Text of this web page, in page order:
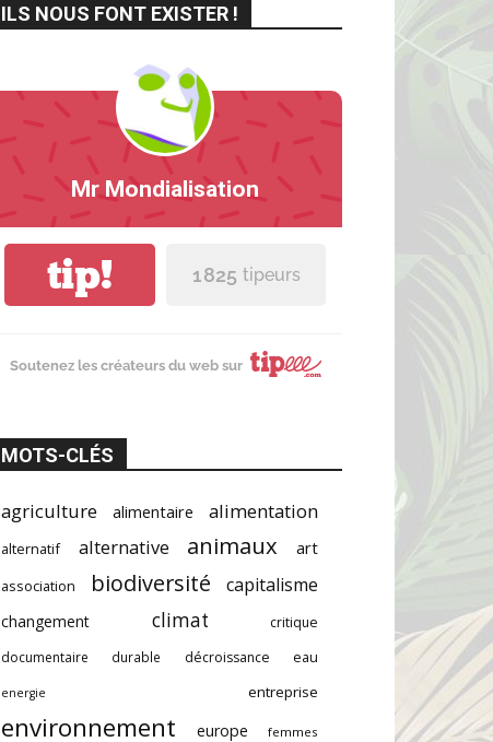
ILS NOUS FONT EXISTER !
Mr Mondialisation
tip! 1 825 tipeurs
Soutenez les créateurs du web sur
MOTS-CLÉS
agriculture alimentaire alimentation
alternatif alternative animaux art
association biodiversité capitalisme
changement climat
critique
documentaire
durable décroissance eau
energie entreprise
environnement europe femmes